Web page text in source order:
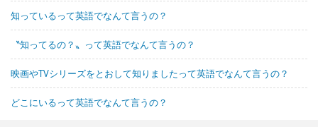
知っているって英語でなんて言うの？
〝知ってるの？〟って英語でなんて言うの？
映画やTVシリーズをとおして知りましたって英語でなんて言うの？
どこにいるって英語でなんて言うの？